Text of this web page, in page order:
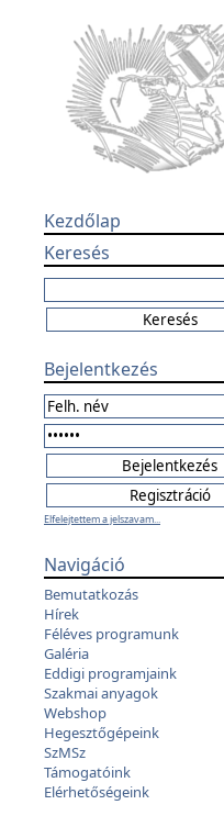
Kezdőlap
Keresés
Bejelentkezés
Elfelejtettem a jelszavam...
Navigáció
Bemutatkozás
Hírek
Féléves programunk
Galéria
Eddigi programjaink
Szakmai anyagok
Webshop
Hegesztőgépeink
SzMSz
Támogatóink
Elérhetőségeink